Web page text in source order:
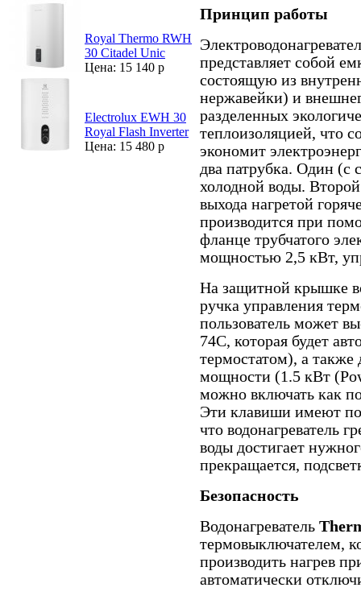
Royal Thermo RWH
30 Citadel Unic
Цена: 15 140 р
Electrolux EWH 30
Royal Flash Inverter
Цена: 15 480 р
Принцип работы
представляет собой
состоящую из
нержавейки) и
разделенных
теплоизоляцией, что
экономит
два патрубка. Один
холодной воды.
выхода нагретой
производится при
фланце трубчатого
мощностью 2,5 кВт,
На защитной крышке
ручка управления
пользователь может
74С, которая будет
термостатом), а
мощности (1.5 кВт
можно включать как
Эти клавиши имеют
что водонагреватель
воды достигает
прекращается,
Безопасность
Водонагреватель
термовыключателем,
производить нагрев
автоматически